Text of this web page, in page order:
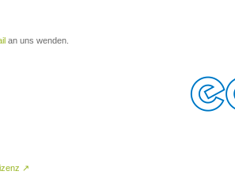
an uns wenden.
↗